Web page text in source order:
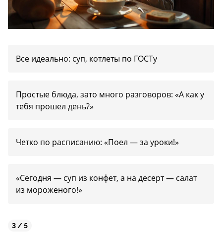
Все идеально: суп, котлеты по ГОСТу
Простые блюда, зато много разговоров: «А как у
тебя прошел день?»
Четко по расписанию: «Поел — за уроки!»
«Сегодня — суп из конфет, а на десерт — салат
из мороженого!»
3 / 5